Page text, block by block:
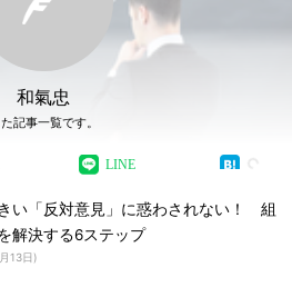
和氣忠
記事一覧です。
LINE
い「反対意見」に惑わされない！ 組
解決する6ステップ
13日)